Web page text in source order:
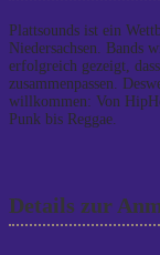
Plattsounds ist ein
Niedersachsen. Bands
erfolgreich gezeigt,
zusammenpassen.
willkommen: Von
Punk bis Reggae.
Details zur